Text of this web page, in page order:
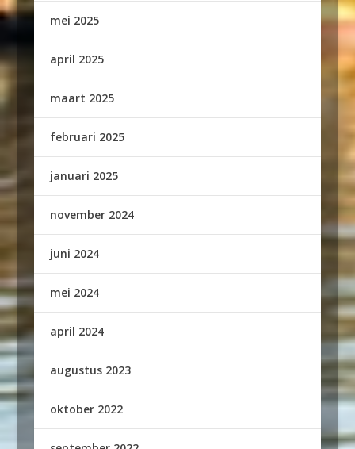
mei 2025
april 2025
maart 2025
februari 2025
januari 2025
november 2024
juni 2024
mei 2024
april 2024
augustus 2023
oktober 2022